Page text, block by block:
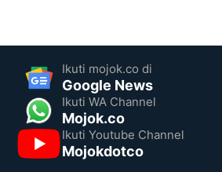
Ikuti mojok.co di
Google News
Ikuti WA Channel
Mojok.co
Ikuti Youtube Channel
Mojokdotco